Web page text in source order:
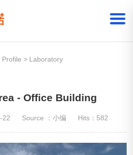
Profile > Laboratory
- Office Building
22 Source ：小编 Hits： 582